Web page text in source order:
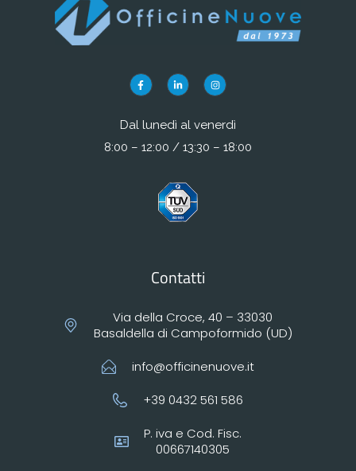
Dal lunedì al venerdì
8:00 – 12:00 / 13:30 – 18:00
Contatti
Via della Croce, 40 – 33030
Basaldella di Campoformido (UD)
info@officinenuove.it
+39 0432 561 586
P. iva e Cod. Fisc.
00667140305